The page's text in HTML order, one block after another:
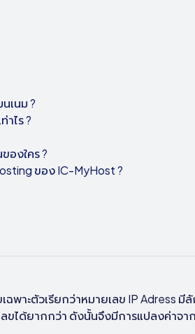
เนม ?
าไร ?
องใคร ?
ของ IC-MyHost?
พาะตัวเรียกว่าหมายเลข IP Adress
ลขได้ยากกว่า ดังนั้นจึงมีการแปลงค่าจ